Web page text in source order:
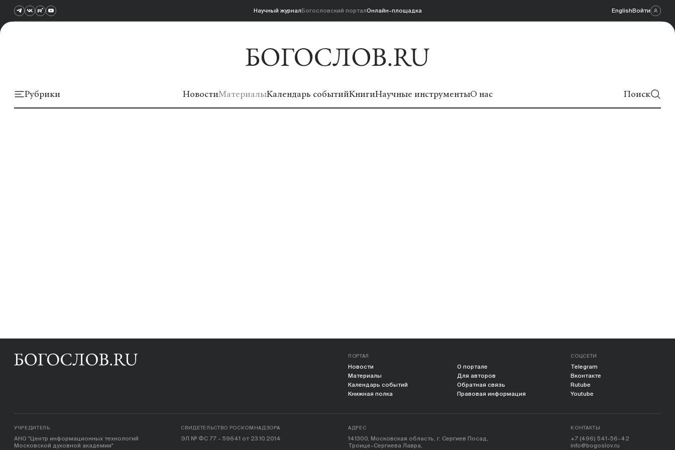
Научный журналБогословский порталОнлайн-площадка EnglishВойти
Рубрики НовостиМатериалыКалендарь событийКнигиНаучные инструментыО нас Поиск
ПОРТАЛ
Новости
Материалы
Календарь событий
Книжная полка
О портале
Для авторов
Обратная связь
Правовая информация
СОЦСЕТИ
Telegram
Вконтакте
Rutube
Youtube
УЧРЕДИТЕЛЬ
АНО "Центр информационных технологий
Московской духовной академии"
СВИДЕТЕЛЬСТВО РОСКОМНАДЗОРА
ЭЛ № ФС 77 - 59641 от 23.10.2014
АДРЕС
141300, Московская область, г. Сергиев Посад,
Троице-Сергиева Лавра,
КОНТАКТЫ
+7 (496) 541-56-42
info@bogoslov.ru